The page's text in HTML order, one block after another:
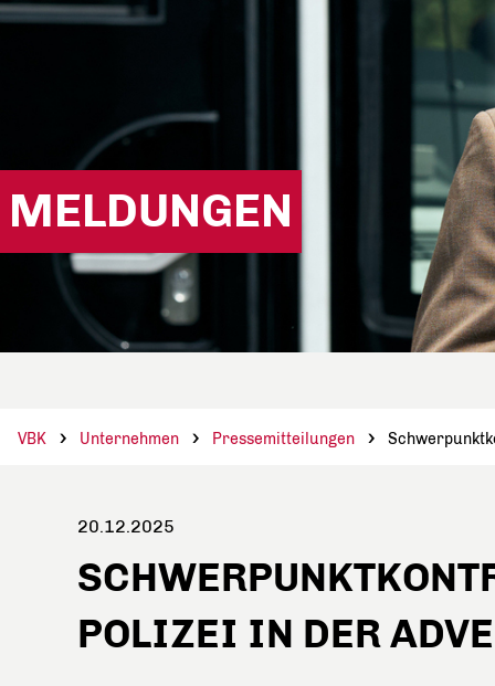
MELDUNGEN
VBK Unternehmen Pressemitteilungen
20.12.2025
POLIZEI IN DER